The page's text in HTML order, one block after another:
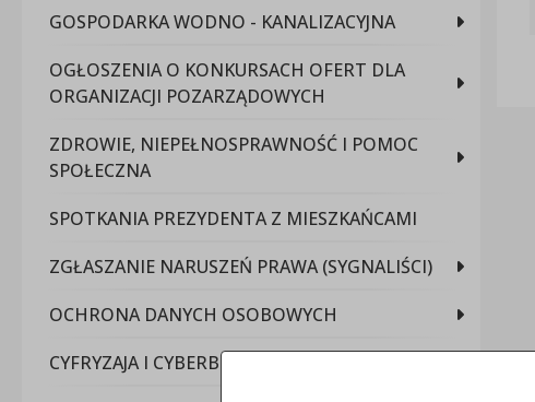
GOSPODARKA WODNO - KANALIZACYJNA
OGŁOSZENIA O KONKURSACH OFERT DLA
ORGANIZACJI POZARZĄDOWYCH
ZDROWIE, NIEPEŁNOSPRAWNOŚĆ I POMOC
SPOŁECZNA
SPOTKANIA PREZYDENTA Z MIESZKAŃCAMI
ZGŁASZANIE NARUSZEŃ PRAWA (SYGNALIŚCI)
OCHRONA DANYCH OSOBOWYCH
CYFRYZAJA I CYBERBEZPIECZEŃSTWO